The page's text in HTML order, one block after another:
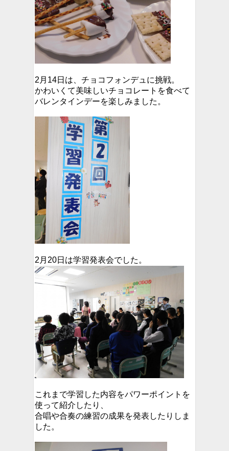
2月14日は、チョコフォンデュに挑戦。
かわいくて美味しいチョコレートを食べて
バレンタインデーを楽しみました。
2月20日は学習発表会でした。
これまで学習した内容をパワーポイントを
使って紹介したり、
合唱や合奏の練習の成果を発表したりしま
した。